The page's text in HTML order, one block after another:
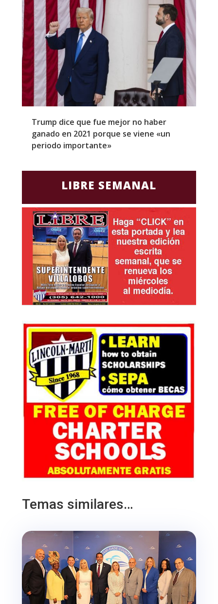
Trump dice que fue mejor no haber
ganado en 2021 porque se viene «un
periodo importante»
LIBRE SEMANAL
Temas similares…